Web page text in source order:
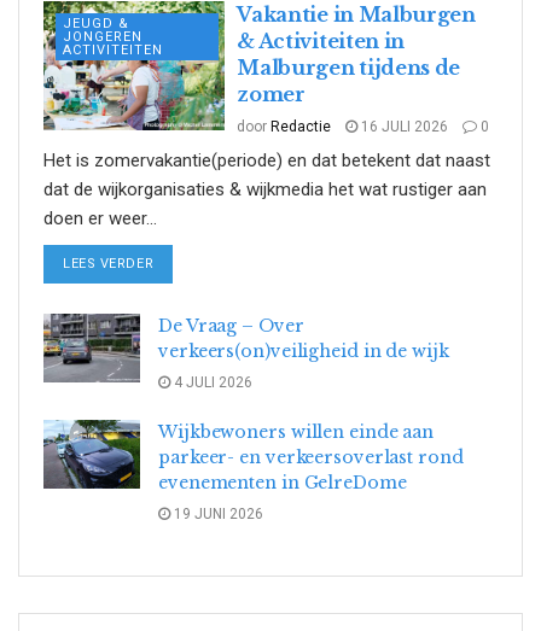
JEUGD &
JONGEREN
ACTIVITEITEN
Vakantie in Malburgen
& Activiteiten in
Malburgen tijdens de
zomer
door Redactie 16 JULI 2026 0
Het is zomervakantie(periode) en dat betekent dat naast
dat de wijkorganisaties & wijkmedia het wat rustiger aan
doen er weer...
LEES VERDER
De Vraag – Over
verkeers(on)veiligheid in de wijk
4 JULI 2026
Wijkbewoners willen einde aan
parkeer- en verkeersoverlast rond
evenementen in GelreDome
19 JUNI 2026